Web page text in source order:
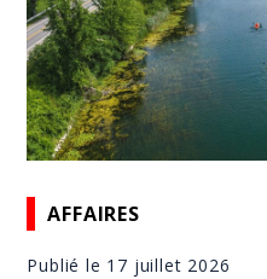
AFFAIRES
Publié le 17 juillet 2026